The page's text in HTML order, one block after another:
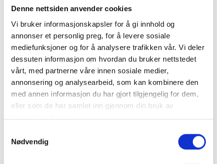
Denne nettsiden anvender cookies
Vi bruker informasjonskapsler for å gi innhold og
annonser et personlig preg, for å levere sosiale
mediefunksjoner og for å analysere trafikken vår. Vi deler
dessuten informasjon om hvordan du bruker nettstedet
vårt, med partnerne våre innen sosiale medier,
annonsering og analysearbeid, som kan kombinere den
med annen informasjon du har gjort tilgjengelig for dem,
eller som de har samlet inn gjennom din bruk av
tjenestene deres.
Nødvendig
SENCI SC8000i Inverter Aggregat - Bensin - Max 7500W - ATS
- Elektrisk start
SENCI SC8000i inverterelverk är en kraftfull och p&ar..
mer info
SKU: SC8000i
Dela den här produkten